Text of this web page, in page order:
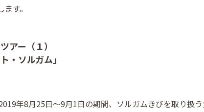
す。
アー（１）
・ソルガム」
年8月25日～9月1日の期間、ソルガムきびを取り扱